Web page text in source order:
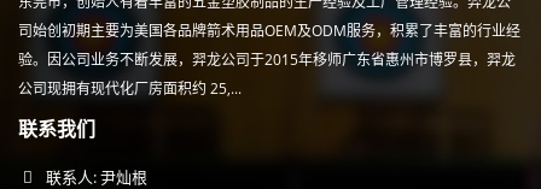
司始创初期主要为美国各品牌箭术用品OEM及ODM服务，积累了丰富的行业经
验。因公司业务不断发展，羿龙公司于2015年移师广东省惠州市博罗县，羿龙
公司现拥有现代化厂房面积约 25,...
联系我们
联系人: 尹灿根